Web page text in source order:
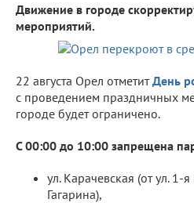
Движение в городе
мероприятий.
22 августа Орел отметитДень
с проведением праздничных
городе будет ограничено.
С 00:00 до 10:00 запрещена
ул. Карачевская (от ул. 1-
Гагарина),